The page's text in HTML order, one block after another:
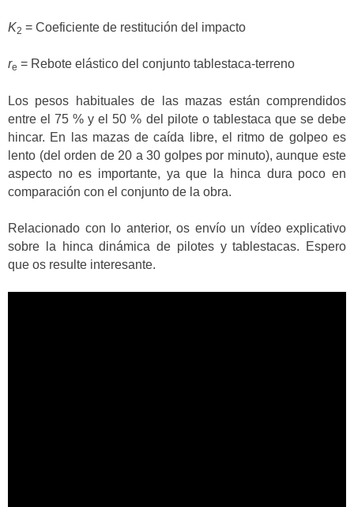
K2 = Coeficiente de restitución del impacto
re = Rebote elástico del conjunto tablestaca-terreno
Los pesos habituales de las mazas están comprendidos
entre el 75 % y el 50 % del pilote o tablestaca que se debe
hincar. En las mazas de caída libre, el ritmo de golpeo es
lento (del orden de 20 a 30 golpes por minuto), aunque este
aspecto no es importante, ya que la hinca dura poco en
comparación con el conjunto de la obra.
Relacionado con lo anterior, os envío un vídeo explicativo
sobre la hinca dinámica de pilotes y tablestacas. Espero
que os resulte interesante.